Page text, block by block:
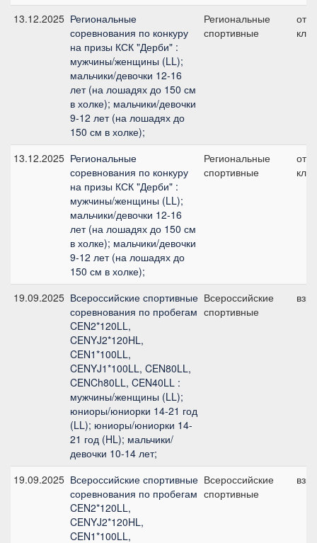
13.12.2025 Региональные
соревнования по конкуру
на призы КСК "Дерби" :
мужчины/женщины (LL);
мальчики/девочки 12-16
лет (на лошадях до 150 см
в холке); мальчики/девочки
9-12 лет (на лошадях до
150 см в холке);
Региональные
спортивные
13.12.2025 Региональные
соревнования по конкуру
на призы КСК "Дерби" :
мужчины/женщины (LL);
мальчики/девочки 12-16
лет (на лошадях до 150 см
в холке); мальчики/девочки
9-12 лет (на лошадях до
150 см в холке);
Региональные
спортивные
19.09.2025 Всероссийские спортивные
соревнования по пробегам
CEN2*120LL,
CENYJ2*120HL,
CEN1*100LL,
CENYJ1*100LL, CEN80LL,
CENCh80LL, CEN40LL :
мужчины/женщины (LL);
юниоры/юниорки 14-21 год
(LL); юниоры/юниорки 14-
21 год (HL); мальчики/
девочки 10-14 лет;
Всероссийские
спортивные
19.09.2025 Всероссийские спортивные
соревнования по пробегам
CEN2*120LL,
CENYJ2*120HL,
CEN1*100LL,
Всероссийские
спортивные